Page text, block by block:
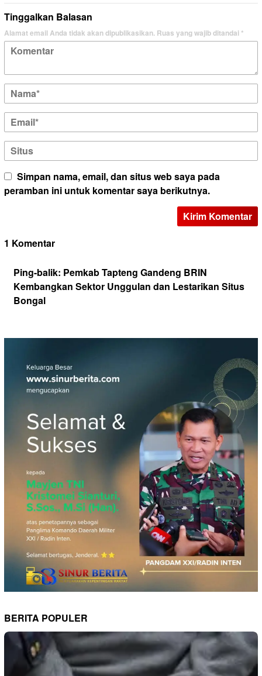
Tinggalkan Balasan
Alamat email Anda tidak akan dipublikasikan. Ruas yang wajib ditandai*
Simpan nama, email, dan situs web saya pada
peramban ini untuk komentar saya berikutnya.
1 Komentar
Ping-balik: Pemkab Tapteng Gandeng BRIN
Kembangkan Sektor Unggulan dan Lestarikan Situs
Bongal
BERITA POPULER